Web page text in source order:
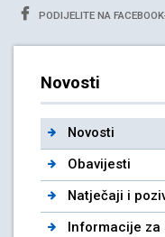
PODIJELITE NA
Novosti
Novosti
Obavijesti
Natječaji i
Informacije za